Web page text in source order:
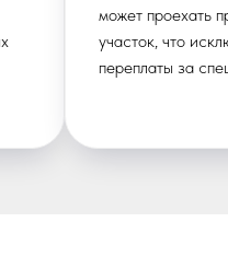
может проехать
участок, что
переплаты за